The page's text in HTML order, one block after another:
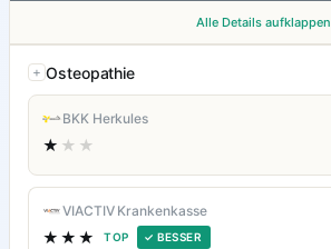
Alle Details aufklappen
Osteopathie
BKK Herkules
★ ★★
VIACTIV Krankenkasse
★★★ TOP ✓ BESSER